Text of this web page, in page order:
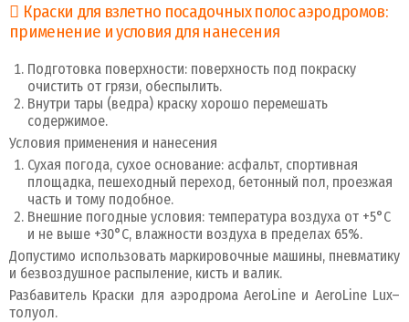
Краски для взлетно посадочных полос аэродромов:
применение и условия для нанесения
Подготовка поверхности: поверхность под покраску
очистить от грязи, обеспылить.
Внутри тары (ведра) краску хорошо перемешать
содержимое.
Условия применения и нанесения
Сухая погода, сухое основание: асфальт, спортивная
площадка, пешеходный переход, бетонный пол, проезжая
часть и тому подобное.
Внешние погодные условия: температура воздуха от +5°С
и не выше +30°С, влажности воздуха в пределах 65%.
Допустимо использовать маркировочные машины, пневматику
и безвоздушное распыление, кисть и валик.
Разбавитель Краски для аэродрома AeroLine и AeroLine Lux–
толуол.